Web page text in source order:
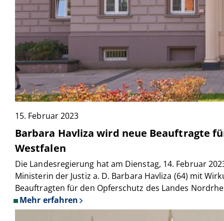
15. Februar 2023
Barbara Havliza wird neue Beauftragte
Westfalen
Die Landesregierung hat am Dienstag, 14. Februar
Ministerin der Justiz a. D. Barbara Havliza (64) mit
Beauftragten für den Opferschutz des Landes
Mehr erfahrenüber
Barbara